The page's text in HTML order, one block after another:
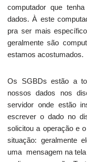
computador que
dados. À este
pra ser mais
geralmente são
estamos acostumados.
Os SGBDs estão a
nossos dados nos
servidor onde estão
escrever o dado no
solicitou a operação e
situação: geralmente
uma mensagem na